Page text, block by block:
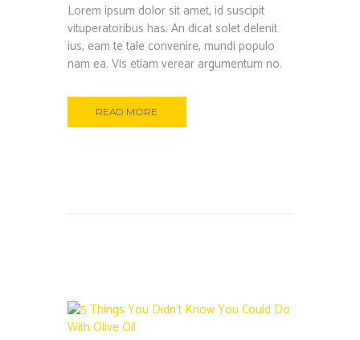
Lorem ipsum dolor sit amet, id suscipit
vituperatoribus has. An dicat solet delenit
ius, eam te tale convenire, mundi populo
nam ea. Vis etiam verear argumentum no.
READ MORE